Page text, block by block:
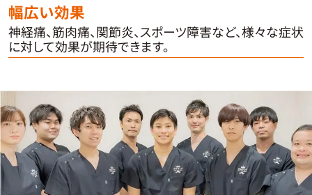
幅広い効果
神経痛、筋肉痛、関節炎、スポーツ障害など、様々な症状
に対して効果が期待できます。